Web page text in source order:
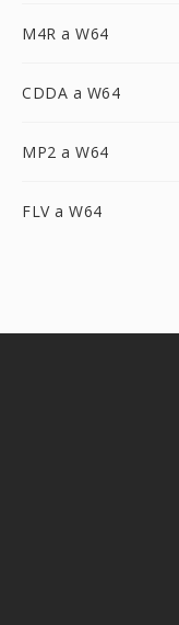
M4R a W64
CDDA a W64
MP2 a W64
FLV a W64